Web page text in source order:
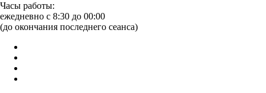
Часы работы:
ежедневно с 8:30 до 00:00
(до окончания последнего сеанса)